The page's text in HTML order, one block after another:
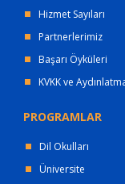
Hizmet Sayıları
Partnerlerimiz
Başarı Öyküleri
KVKK ve
PROGRAMLAR
Dil Okulları
Üniversite